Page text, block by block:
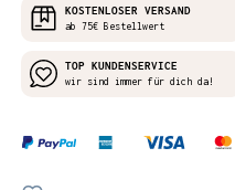
KOSTENLOSER VERSAND
ab 75€ Bestellwert
TOP KUNDENSERVICE
wir sind immer für dich da!